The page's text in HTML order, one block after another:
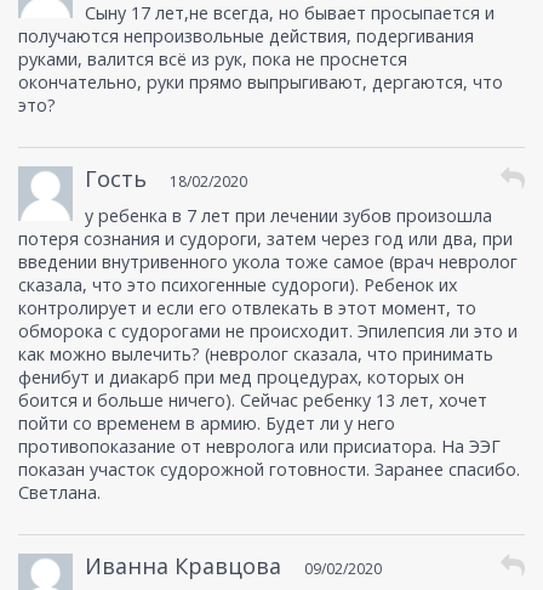
Сыну 17 лет,не всегда, но бывает просыпается и
получаются непроизвольные действия, подергивания
руками, валится всё из рук, пока не проснется
окончательно, руки прямо выпрыгивают, дергаются, что
это?
Гость 18/02/2020
у ребенка в 7 лет при лечении зубов произошла
потеря сознания и судороги, затем через год или два, при
введении внутривенного укола тоже самое (врач невролог
сказала, что это психогенные судороги). Ребенок их
контролирует и если его отвлекать в этот момент, то
обморока с судорогами не происходит. Эпилепсия ли это и
как можно вылечить? (невролог сказала, что принимать
фенибут и диакарб при мед процедурах, которых он
боится и больше ничего). Сейчас ребенку 13 лет, хочет
пойти со временем в армию. Будет ли у него
противопоказание от невролога или присиатора. На ЭЭГ
показан участок судорожной готовности. Заранее спасибо.
Светлана.
Иванна Кравцова 09/02/2020